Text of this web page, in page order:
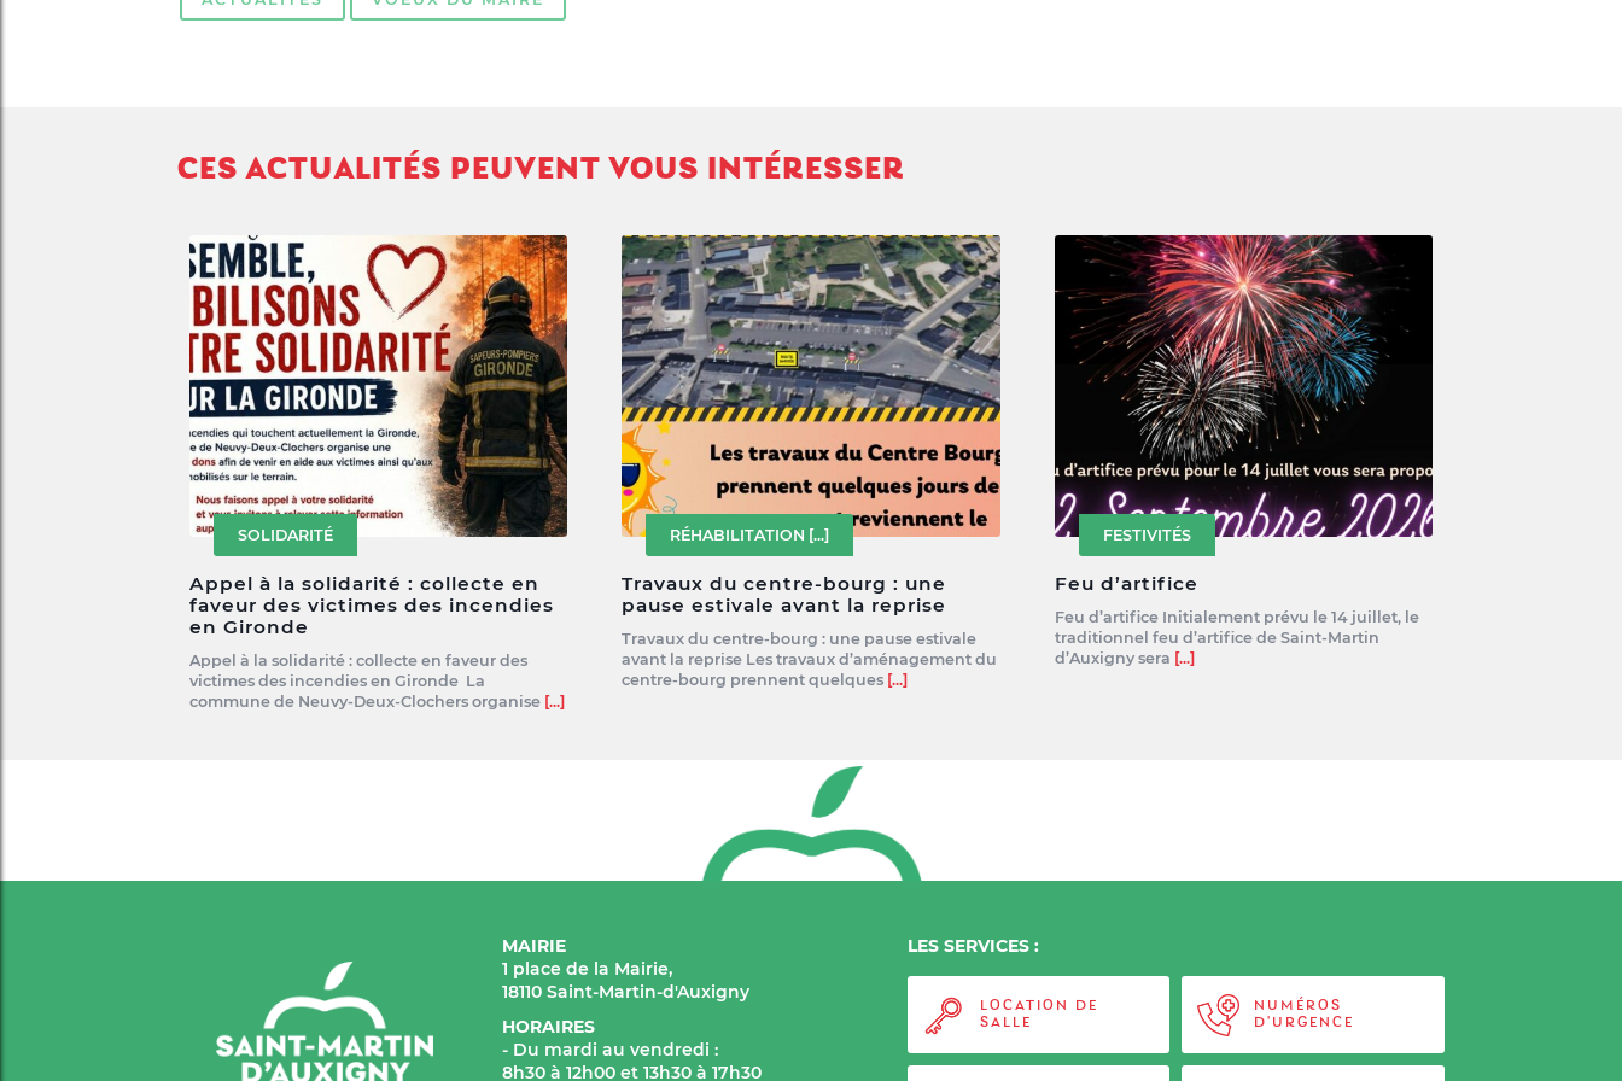
CES ACTUALITÉS PEUVENT VOUS INTÉRESSER
SOLIDARITÉ
Appel à la solidarité : collecte en
faveur des victimes des incendies
en Gironde
Appel à la solidarité : collecte en faveur des
victimes des incendies en Gironde La
commune de Neuvy-Deux-Clochers organise [...]
RÉHABILITATION [...]
Travaux du centre-bourg : une
pause estivale avant la reprise
Travaux du centre-bourg : une pause estivale
avant la reprise Les travaux d’aménagement du
centre-bourg prennent quelques [...]
FESTIVITÉS
Feu d’artifice
Feu d’artifice Initialement prévu le 14 juillet, le
traditionnel feu d’artifice de Saint-Martin
d’Auxigny sera [...]
MAIRIE
1 place de la Mairie,
18110 Saint-Martin-d'Auxigny
HORAIRES
- Du mardi au vendredi :
8h30 à 12h00 et 13h30 à 17h30
LES SERVICES :
LOCATION DE
SALLE
NUMÉROS
D'URGENCE